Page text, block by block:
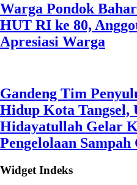
Warga Pondok
HUT RI ke 80,
Apresiasi Warga
Gandeng Tim
Hidup Kota Tangsel,
Hidayatullah Gelar
Pengelolaan
Widget Indeks